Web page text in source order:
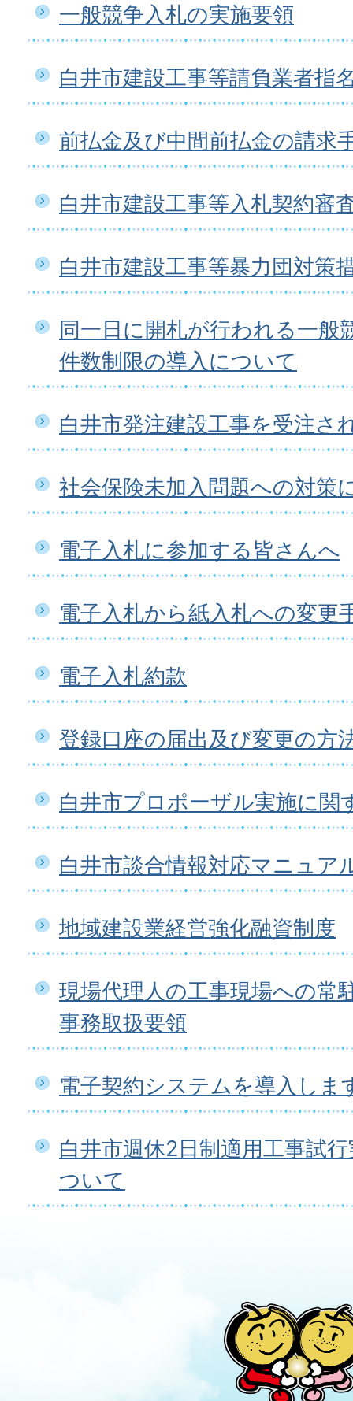
一般競争入札の実施要領
白井市建設工事等請負業者指
前払金及び中間前払金の請求
白井市建設工事等入札契約審
白井市建設工事等暴力団対策
同一日に開札が行われる一般
件数制限の導入について
白井市発注建設工事を受注さ
社会保険未加入問題への対策
電子入札に参加する皆さんへ
電子入札から紙入札への変更
電子入札約款
登録口座の届出及び変更の方
白井市プロポーザル実施に関
白井市談合情報対応マニュア
地域建設業経営強化融資制度
現場代理人の工事現場への常
事務取扱要領
電子契約システムを導入しま
白井市週休2日制適用工事試
ついて